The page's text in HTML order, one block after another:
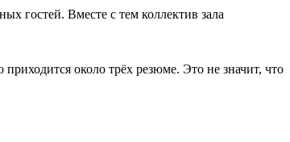
гостей. Вместе с тем коллектив зала
около трёх резюме. Это не значит, что